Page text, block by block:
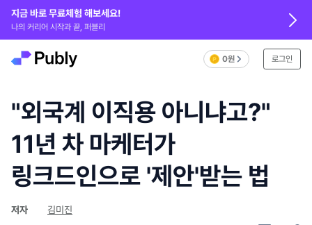
지금 바로 무료체험 해보세요!
나의 커리어 시작과 끝, 퍼블리
0원 로그인
"외국계 이직용 아니냐고?"
11년 차 마케터가
링크드인으로 '제안'받는 법
저자 김미진